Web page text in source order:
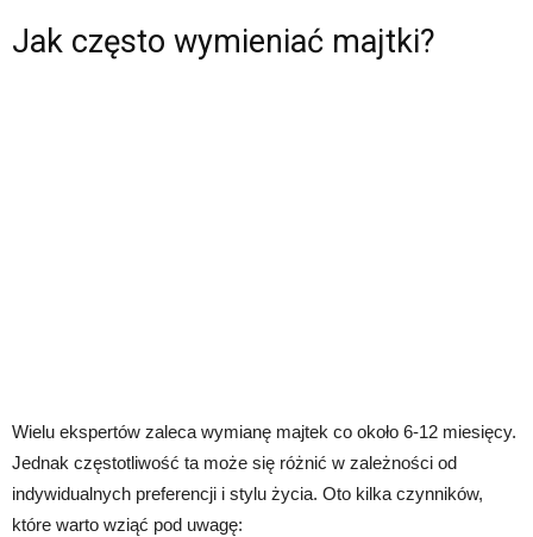
Jak często wymieniać majtki?
Wielu ekspertów zaleca wymianę majtek co około 6-12 miesięcy.
Jednak częstotliwość ta może się różnić w zależności od
indywidualnych preferencji i stylu życia. Oto kilka czynników,
które warto wziąć pod uwagę: